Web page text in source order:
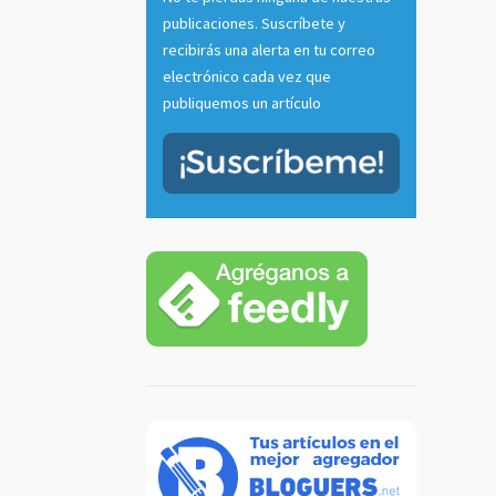
publicaciones. Suscríbete y
recibirás una alerta en tu correo
electrónico cada vez que
publiquemos un artículo